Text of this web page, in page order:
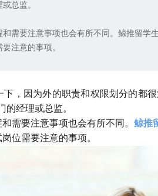
，因为外的职责和权限划分的都
的经理或总监。
需要注意事项也会有所不同。 鲸推
位需要注意的事项。
总监。
需要注意事项也会有所不同。鲸推留学
注意的事项。